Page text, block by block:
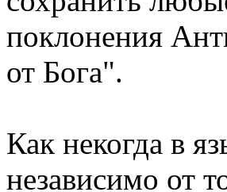
поклонения
от Бога".
Как некогда в
независимо от